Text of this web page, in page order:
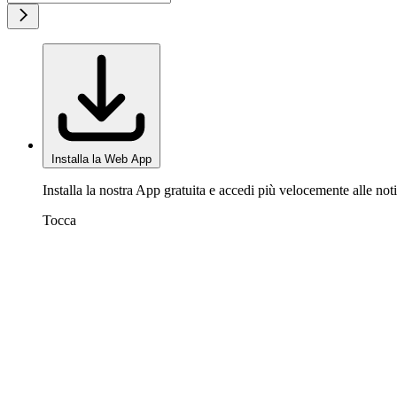
Installa la Web App
Installa la nostra App gratuita e accedi più velocemente alle
Tocca